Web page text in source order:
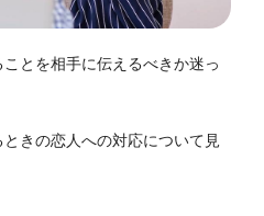
とを相手に伝えるべきか迷っ
きの恋人への対応について見